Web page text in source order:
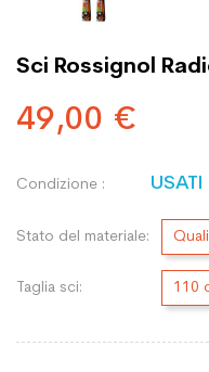
Sci Rossignol
49,00 €
Condizione : USATI
Stato del materiale:
Taglia sci: 110